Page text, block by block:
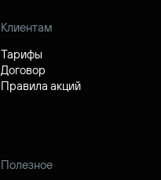
Клиентам
Тарифы
Договор
Правила акций
Полезное